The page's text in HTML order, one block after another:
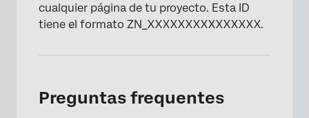
cualquier página de tu proyecto. Esta ID
tiene el formato ZN_XXXXXXXXXXXXXXX.
Preguntas frequentes